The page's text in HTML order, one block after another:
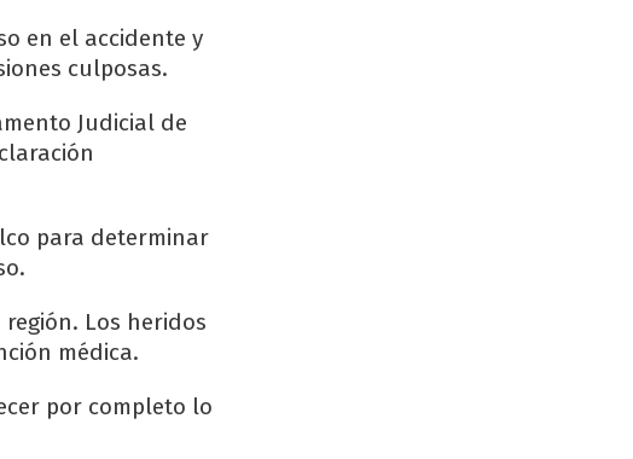
en el accidente y
culposas.
Judicial de
para determinar
Los heridos
médica.
por completo lo